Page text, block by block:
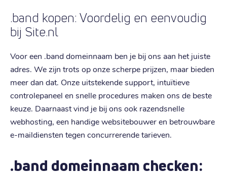
.band kopen: Voordelig en eenvoudig
bij Site.nl
Voor een .band domeinnaam ben je bij ons aan het juiste
adres. We zijn trots op onze scherpe prijzen, maar bieden
meer dan dat. Onze uitstekende support, intuïtieve
controlepaneel en snelle procedures maken ons de beste
keuze. Daarnaast vind je bij ons ook razendsnelle
webhosting, een handige websitebouwer en betrouwbare
e-maildiensten tegen concurrerende tarieven.
.band domeinnaam checken: